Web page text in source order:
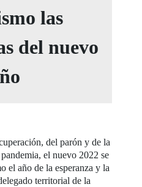
las
del nuevo
del parón y de la
el nuevo 2022 se
el año de la esperanza y la
territorial de la